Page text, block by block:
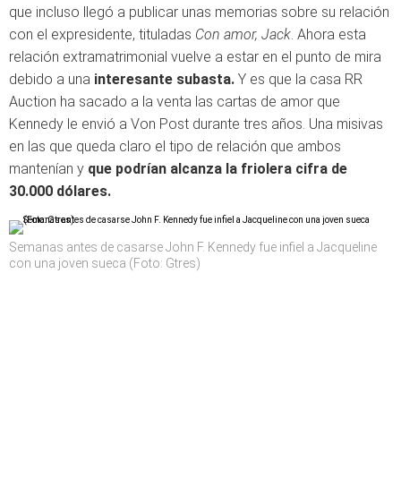
que incluso llegó a publicar unas memorias sobre su relación
con el expresidente, tituladas Con amor, Jack. Ahora esta
relación extramatrimonial vuelve a estar en el punto de mira
debido a una interesante subasta. Y es que la casa RR
Auction ha sacado a la venta las cartas de amor que
Kennedy le envió a Von Post durante tres años. Una misivas
en las que queda claro el tipo de relación que ambos
mantenían y que podrían alcanza la friolera cifra de
30.000 dólares.
Semanas antes de casarse John F. Kennedy fue infiel a Jacqueline
con una joven sueca (Foto: Gtres)